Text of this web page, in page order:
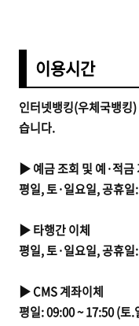
이용시간
인터넷뱅킹(우체국뱅킹
습니다.
▶ 예금 조회 및 예·적금
평일, 토·일요일, 공휴일:
▶ 타행간 이체
평일, 토·일요일, 공휴일:
▶ CMS 계좌이체
평일: 09:00 ~ 17:50 (토